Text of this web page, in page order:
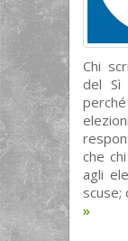
Chi
del Sì
che
agli
scuse;
»